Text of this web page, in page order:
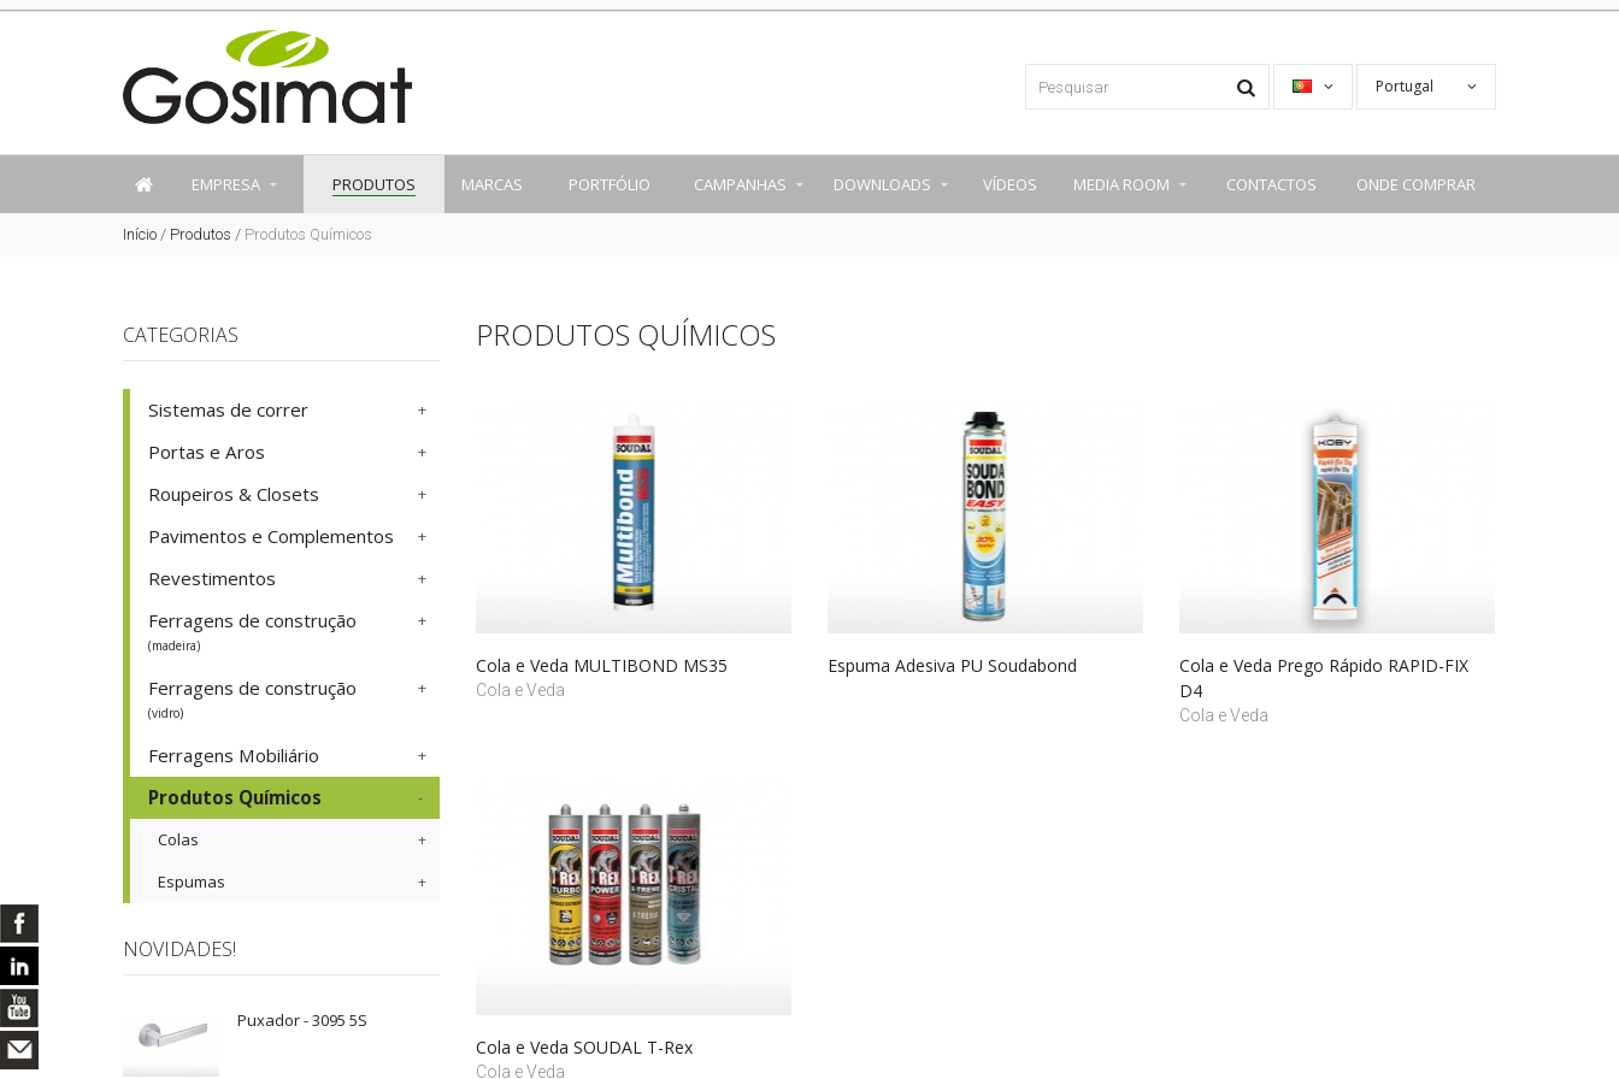
Portugal
EMPRESA PRODUTOS MARCAS PORTFÓLIO CAMPANHAS DOWNLOADS VÍDEOS MEDIA ROOM CONTACTOS ONDE COMPRAR
Início / Produtos / Produtos Químicos
CATEGORIAS
Sistemas de correr
Portas e Aros
Roupeiros & Closets
Pavimentos e Complementos
Revestimentos
Ferragens de construção
(madeira)
Ferragens de construção
(vidro)
Ferragens Mobiliário
Produtos Químicos
Colas
Espumas
NOVIDADES!
Puxador - 3095 5S
PRODUTOS QUÍMICOS
Cola e Veda MULTIBOND MS35
Cola e Veda
Espuma Adesiva PU Soudabond
Cola e Veda Prego Rápido RAPID-FIX
D4
Cola e Veda
Cola e Veda SOUDAL T-Rex
Cola e Veda